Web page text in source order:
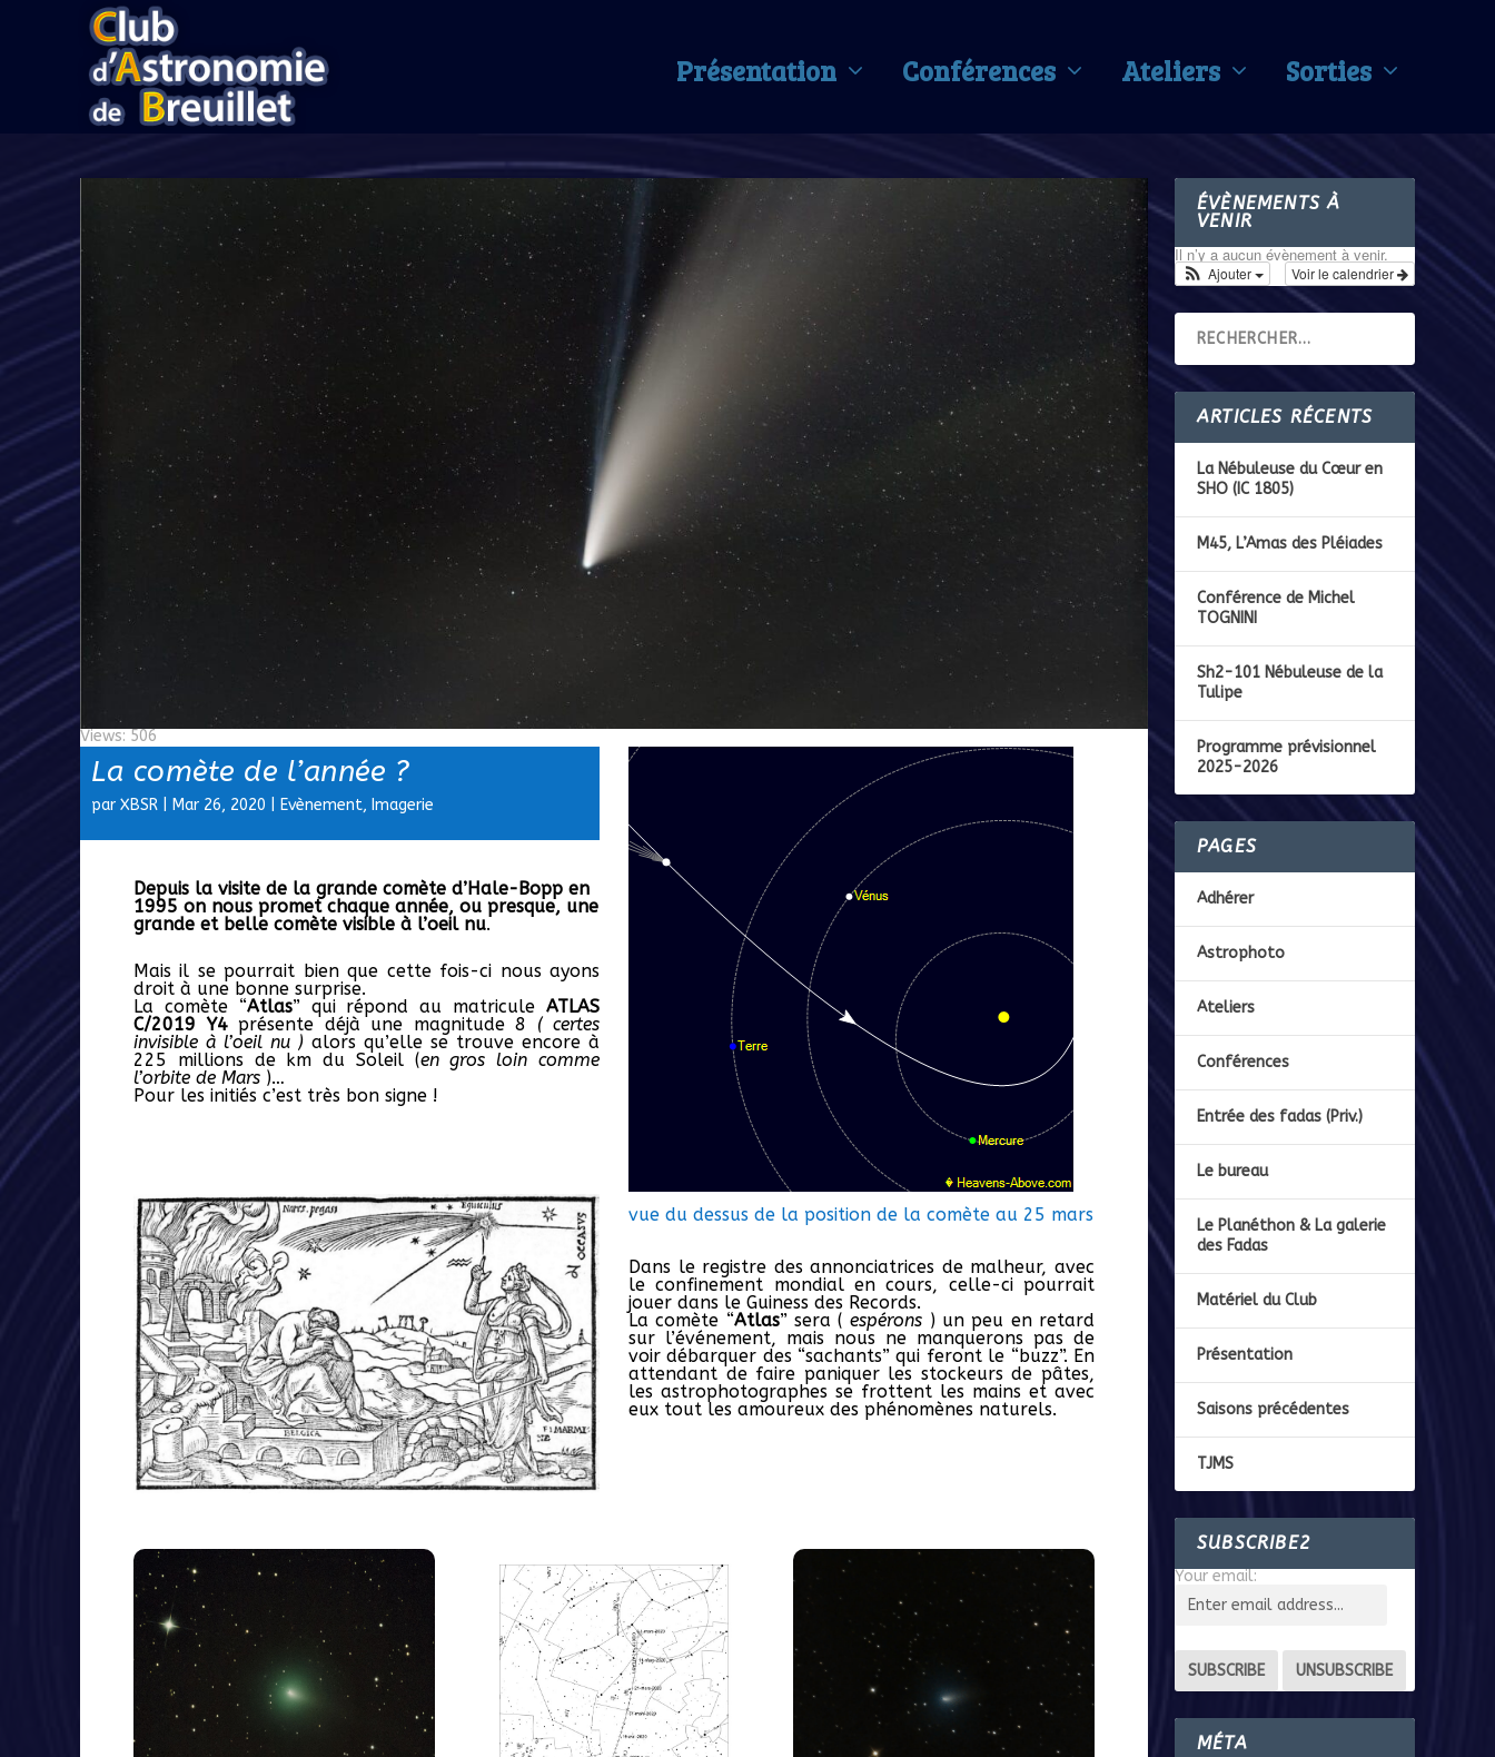
Présentation Conférences Ateliers Sorties
Views: 506
La comète de l’année ?
par XBSR Mar 26, 2020 Evènement, Imagerie
Depuis la visite de la grande comète d’Hale-Bopp en
1995 on nous promet chaque année, ou presque, une
grande et belle comète visible à l’oeil nu.
Mais il se pourrait bien que cette fois-ci nous ayons
droit à une bonne surprise.
La comète “Atlas” qui répond au matriculeATLAS
C/2019 Y4présente déjà une magnitude 8 ( certes
invisible à l’oeil nu )alors qu’elle se trouve encore à
225 millions de km du Soleil (en gros loin comme
l’orbite de Mars )…
Pour les initiés c’est très bon signe !
vue du dessus de la position de la comète au 25 mars
Dans le registre des annonciatrices de malheur, avec
le confinement mondial en cours, celle-ci pourrait
jouer dans le Guiness des Records.
La comète “Atlas” sera (espérons ) un peu en retard
sur l’événement, mais nous ne manquerons pas de
voir débarquer des “sachants” qui feront le “buzz”. En
attendant de faire paniquer les stockeurs de pâtes,
les astrophotographes se frottent les mains et avec
eux tout les amoureux des phénomènes naturels.
ÉVÈNEMENTS À
VENIR
Il n’y a aucun évènement à venir.
Voir le calendrier
Ajouter
ARTICLES RÉCENTS
La Nébuleuse du Cœur en
SHO (IC 1805)
M45, L’Amas des Pléiades
Conférence de Michel
TOGNINI
Sh2-101 Nébuleuse de la
Tulipe
Programme prévisionnel
2025-2026
PAGES
Adhérer
Astrophoto
Ateliers
Conférences
Entrée des fadas (Priv.)
Le bureau
Le Planéthon & La galerie
des Fadas
Matériel du Club
Présentation
Saisons précédentes
TJMS
SUBSCRIBE2
Your email:
MÉTA